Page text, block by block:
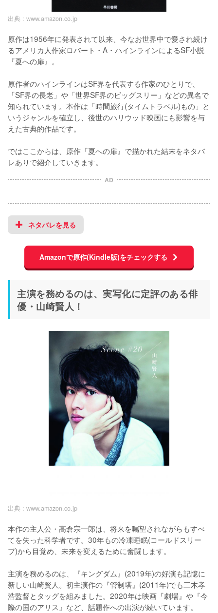
出典 : www.amazon.co.jp
原作は1956年に発表されて以来、今なお世界中で愛され続け
るアメリカ人作家ロバート・A・ハインラインによるSF小説
『夏への扉』。
原作者のハインラインはSF界を代表する作家のひとりで、
「SF界の長老」や「世界SF界のビッグスリー」などの異名で
知られています。本作は「時間旅行(タイムトラベル)もの」と
いうジャンルを確立し、後世のハリウッド映画にも影響を与
えた古典的作品です。
ではここからは、原作『夏への扉』で描かれた結末をネタバ
レありで紹介していきます。
AD
ネタバレを見る
Amazonで原作(Kindle版)をチェックする
主演を務めるのは、実写化に定評のある俳
優・山崎賢人！
出典 : www.amazon.co.jp
本作の主人公・高倉宗一郎は、将来を嘱望されながらもすべ
てを失った科学者です。30年もの冷凍睡眠(コールドスリー
プ)から目覚め、未来を変えるために奮闘します。
主演を務めるのは、『キングダム』(2019年)の好演も記憶に
新しい山崎賢人。初主演作の『管制塔』(2011年)でも三木孝
浩監督とタッグを組みました。2020年は映画『劇場』や『今
際の国のアリス』など、話題作への出演が続いています。